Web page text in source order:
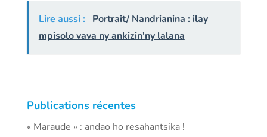
Lire aussi : Portrait/ Nandrianina : ilay
mpisolo vava ny ankizin'ny lalana
Publications récentes
« Maraude » : andao ho resahantsika !